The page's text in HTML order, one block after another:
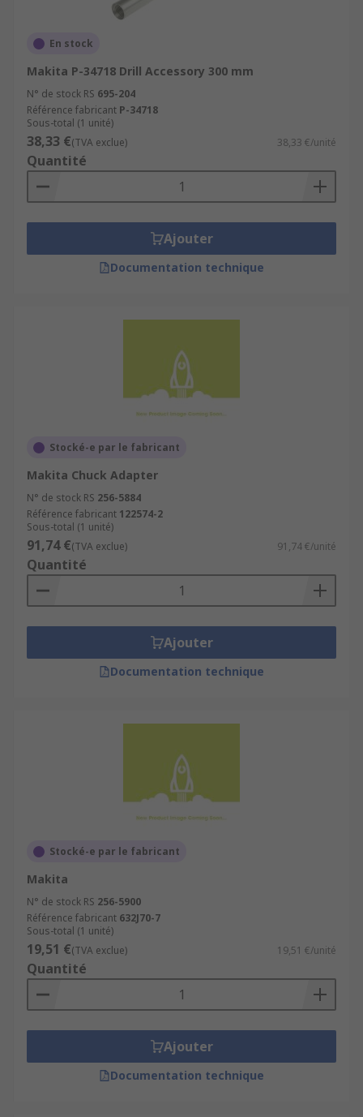
En stock
Makita P-34718 Drill Accessory 300 mm
N° de stock RS 695-204
Référence fabricant P-34718
Sous-total (1 unité)
38,33 €(TVA exclue) 38,33 €/unité
Quantité
Ajouter
Documentation technique
Stocké-e par le fabricant
Makita Chuck Adapter
N° de stock RS 256-5884
Référence fabricant 122574-2
Sous-total (1 unité)
91,74 €(TVA exclue) 91,74 €/unité
Quantité
Ajouter
Documentation technique
Stocké-e par le fabricant
Makita
N° de stock RS 256-5900
Référence fabricant 632J70-7
Sous-total (1 unité)
19,51 €(TVA exclue) 19,51 €/unité
Quantité
Ajouter
Documentation technique